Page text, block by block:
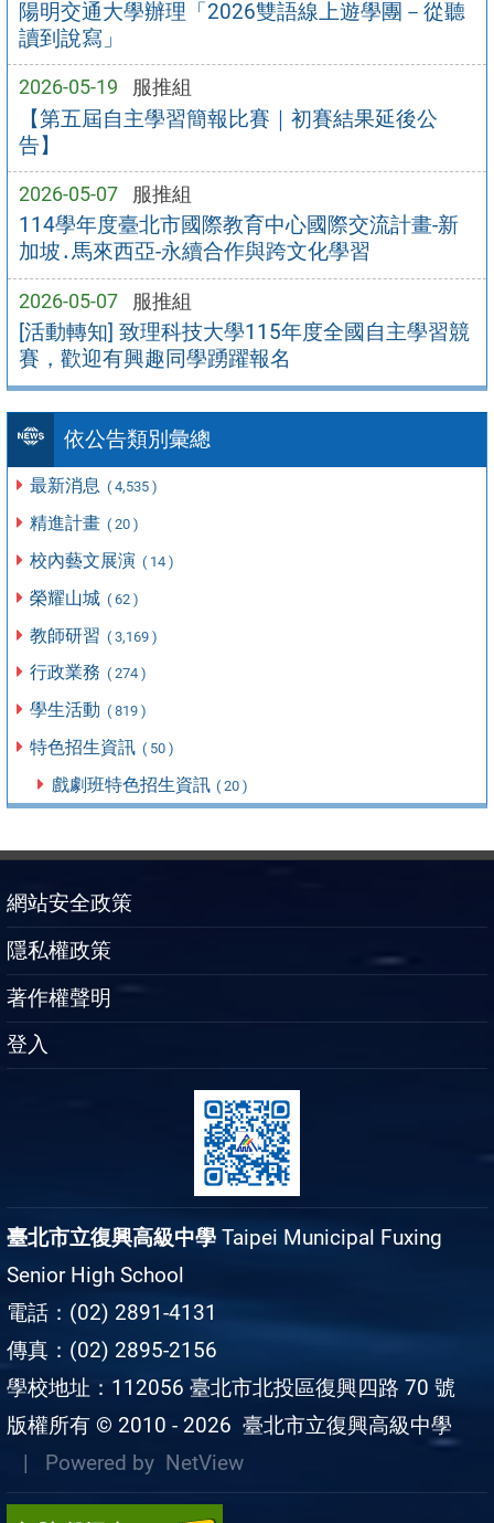
陽明交通大學辦理「2026雙語線上遊學團－從聽
讀到說寫」
2026-05-19 服推組
【第五屆自主學習簡報比賽｜初賽結果延後公
告】
2026-05-07 服推組
114學年度臺北市國際教育中心國際交流計畫-新
加坡․馬來西亞-永續合作與跨文化學習
2026-05-07 服推組
[活動轉知] 致理科技大學115年度全國自主學習競
賽，歡迎有興趣同學踴躍報名
依公告類別彙總
最新消息 ( 4,535 )
精進計畫 ( 20 )
校內藝文展演 ( 14 )
榮耀山城 ( 62 )
教師研習 ( 3,169 )
行政業務 ( 274 )
學生活動 ( 819 )
特色招生資訊 ( 50 )
戲劇班特色招生資訊 ( 20 )
網站安全政策
隱私權政策
著作權聲明
登入
臺北市立復興高級中學 Taipei Municipal Fuxing
Senior High School
電話：(02) 2891-4131
傳真：(02) 2895-2156
學校地址：112056 臺北市北投區復興四路 70 號
版權所有 © 2010 - 2026 臺北市立復興高級中學
| Powered by NetView